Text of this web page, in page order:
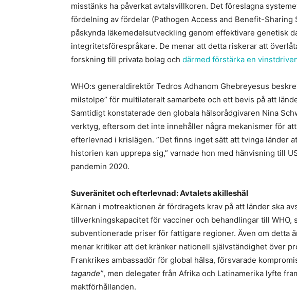
misstänks ha påverkat avtalsvillkoren. Det föreslagna
fördelning av fördelar (Pathogen Access and Benefit-Sharing
påskynda läkemedelsutveckling genom effektivare genetisk
integritetsförespråkare. De menar att detta riskerar att
forskning till privata bolag och därmed förstärka en
WHO:s generaldirektör Tedros Adhanom Ghebreyesus
milstolpe” för multilateralt samarbete och ett bevis på att
Samtidigt konstaterade den globala hälsorådgivaren Nina
verktyg, eftersom det inte innehåller några mekanismer för
efterlevnad i krislägen. ”Det finns inget sätt att tvinga länder
historien kan upprepa sig,” varnade hon med hänvisning till
pandemin 2020.
Suveränitet och efterlevnad: Avtalets akilleshäl
Kärnan i motreaktionen är fördragets krav på att länder ska
tillverkningskapacitet för vacciner och behandlingar till WHO,
subventionerade priser för fattigare regioner. Även om detta
menar kritiker att det kränker nationell självständighet över
Frankrikes ambassadör för global hälsa, försvarade
tagande”, men delegater från Afrika och Latinamerika lyfte
maktförhållanden.